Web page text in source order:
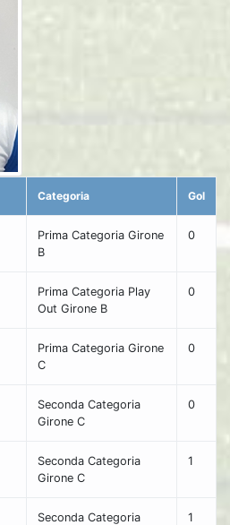
Categoria Gol
Prima Categoria Girone
B
0
Prima Categoria Play
Out Girone B
0
Prima Categoria Girone
C
0
Seconda Categoria
Girone C
0
Seconda Categoria
Girone C
1
Seconda Categoria
1